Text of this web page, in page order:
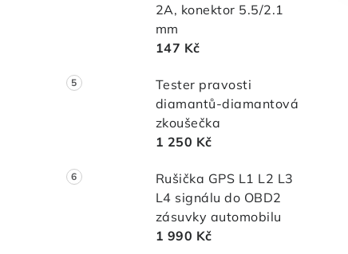
2A, konektor 5.5/2.1
mm
147 Kč
Tester pravosti
diamantů-diamantová
zkoušečka
1 250 Kč
Rušička GPS L1 L2 L3
L4 signálu do OBD2
zásuvky automobilu
1 990 Kč